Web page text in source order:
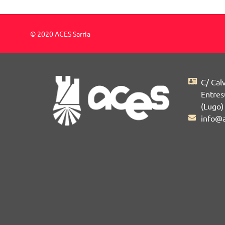
© 2020 ACES Sarria
C/
(Lugo)